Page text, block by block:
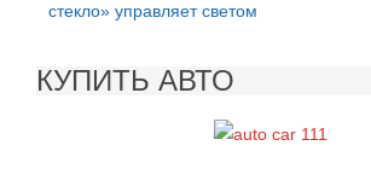
стекло» управляет светом
КУПИТЬ АВТО